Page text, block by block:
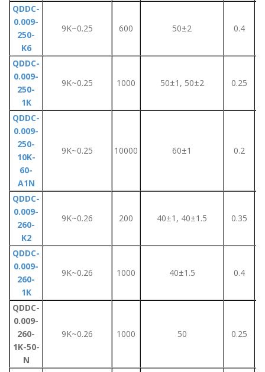
QDDC-
0.009-
250-
K6
9K~0.25 600 50±2 0.4
QDDC-
0.009-
250-
1K
9K~0.25 1000 50±1, 50±2 0.25
QDDC-
0.009-
250-
10K-
60-
A1N
9K~0.25 10000 60±1 0.2
QDDC-
0.009-
260-
K2
9K~0.26 200 40±1, 40±1.5 0.35
QDDC-
0.009-
260-
1K
9K~0.26 1000 40±1.5 0.4
QDDC-
0.009-
260-
1K-50-
N
9K~0.26 1000 50 0.25